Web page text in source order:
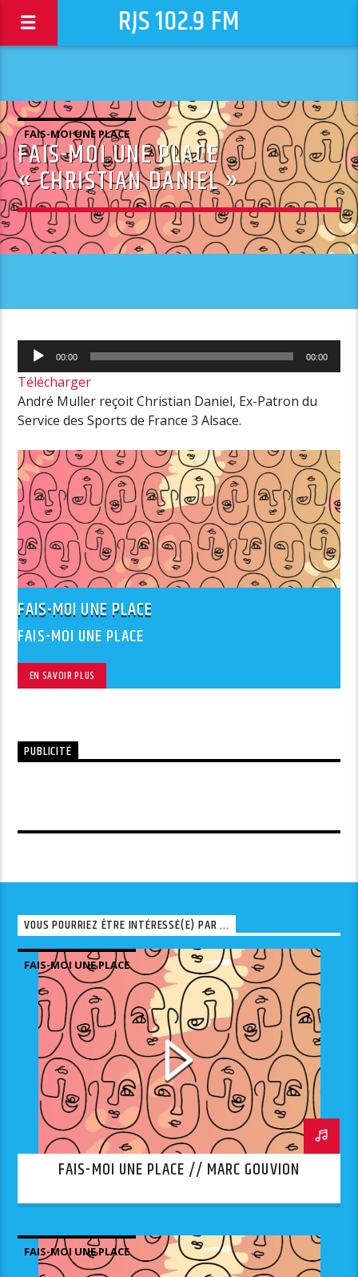
RJS 102.9 FM
FAIS-MOI UNE PLACE
FAIS-MOI UNE PLACE
« CHRISTIAN DANIEL »
Lecteur
audio
00:00 00:00
Télécharger
André Muller reçoit Christian Daniel, Ex-Patron du
Service des Sports de France 3 Alsace.
FAIS-MOI UNE PLACE
FAIS-MOI UNE PLACE
EN SAVOIR PLUS
PUBLICITÉ
VOUS POURRIEZ ÊTRE INTÉRESSÉ(E) PAR ...
FAIS-MOI UNE PLACE
FAIS-MOI UNE PLACE // MARC GOUVION
FAIS-MOI UNE PLACE